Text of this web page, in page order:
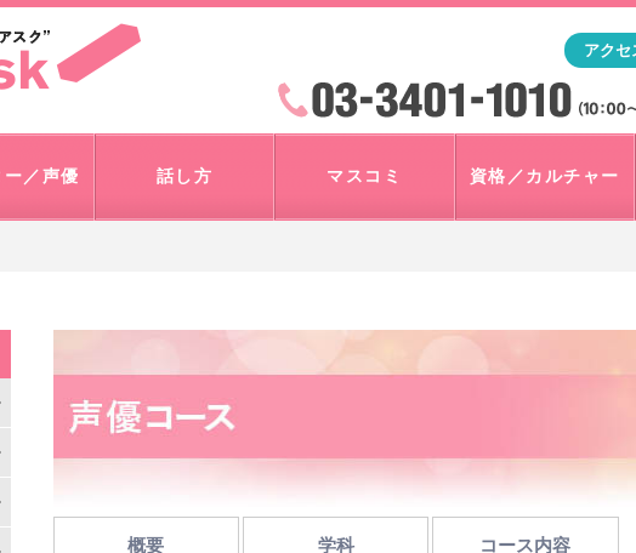
「アナウンサー・マスコミを目指すなら"アスク"」テレビ
アクセ
検索
／声優 話し方 マスコミ 資格／カルチャー
概要 学科 コース内容